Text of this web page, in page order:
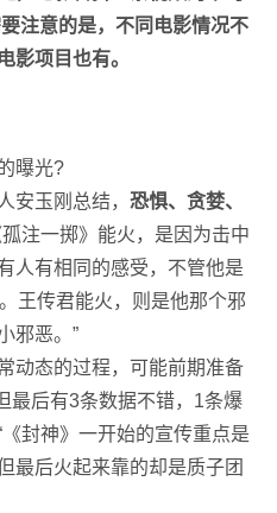
注意的是，不同电影情况不
影项目也有。
曝光?
安玉刚总结， 恐惧、贪婪、
孤注一掷》能火，是因为击中
人有相同的感受，不管他是
王传君能火，则是他那个邪
邪恶。”
动态的过程，可能前期准备
最后有3条数据不错，1条爆
封神》一开始的宣传重点是
最后火起来靠的却是质子团